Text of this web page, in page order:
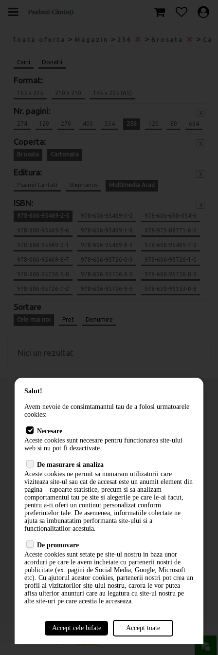
Toata oferta > Magazin > 256 > Brosata >
Carti Donatii
Format:
165 x 235 210 x 210 145 x 205 (A5)
Nr. pagini:
274 120 270 400 334 256 120 80 664
Coperta:
Brosata Cartonata
Editura:
Psalmii Cantati Stephanus Multimedia Arad
ISBN:
978-606-95469-2-5 978-606-95469-3-2 978-606-698-054-8
978-606-95469-5-6 978-606-95469-1-8 978-973-88771-6-0
978-606-95469-0-1 978-606-95469-6-3 978-606-95469-7-0
978-606-95469-8-7 978-606-95726-0-3 978-606-95726-1-0
978-606-95726-5-8 978-606-95726-6-5 978-606-95726-8-9
978-606-95726-7-2 978-606-95726-9-6 978-630-95153-0-8
Sortare
Cele mai noi Pret Denumire
Nici un rezultat
Cum comand
Livrare
Contact
Politica de confidentialitate
ANPC
ABONARE LA NEWSLETTER
ABONARE
Salut!
Avem nevoie de consimtamantul tau de a folosi urmatoarele
cookies:
Necesare
Aceste cookies sunt necesare pentru functionarea site-ului
web si nu pot fi dezactivate
De masurare si analiza
Aceste cookies ne permit sa numaram utilizatorii care
viziteaza site-ul sau cat de accesat este un anumit element din
pagina – rapoarte statistice, precum si sa analizam
comportamentul tau pe site si alegerile pe care le-ai facut,
pentru a-ti oferi un continut personalizat conform
preferintelor tale. De asemenea, informatiile colectate ne
ajuta sa imbunatatim performanta site-ului si a
functionalitatilor acestuia.
De promovare
Aceste cookies sunt setate pe site-ul nostru in baza unor
acorduri pe care le avem incheiate cu partenerii nostri de
publicitate (ex. pagini de Social Media, Google, Microsoft
etc). Cu ajutorul acestor cookies, partenerii nostri pot crea un
profil al vizitatorilor site-ului nostru, carora le vor putea
afisa ulterior anunturi care au legatura cu site-ul nostru pe
alte site-uri pe care acestia le acceseaza.
Accept cele bifate Accept toate